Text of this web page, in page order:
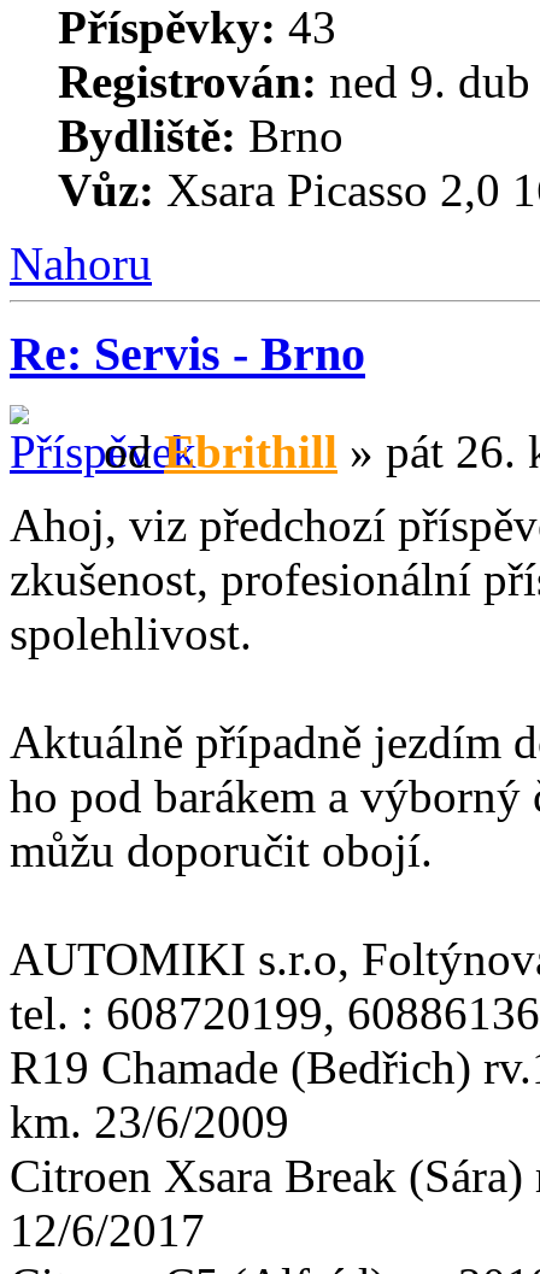
Příspěvky: 43
Registrován: ned 9.
Bydliště: Brno
Vůz: Xsara Picasso 2,0
Nahoru
Re: Servis - Brno
odEbrithill » pát 26.
Ahoj, viz předchozí
zkušenost, profesionální
spolehlivost.
Aktuálně případně jezdím
ho pod barákem a výborný
můžu doporučit obojí.
AUTOMIKI s.r.o,
tel. : 608720199,
R19 Chamade (Bedřich)
km. 23/6/2009
Citroen Xsara Break
12/6/2017